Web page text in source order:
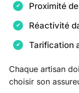
Proximité
Réactivité
Tarification
Chaque artisan
choisir son